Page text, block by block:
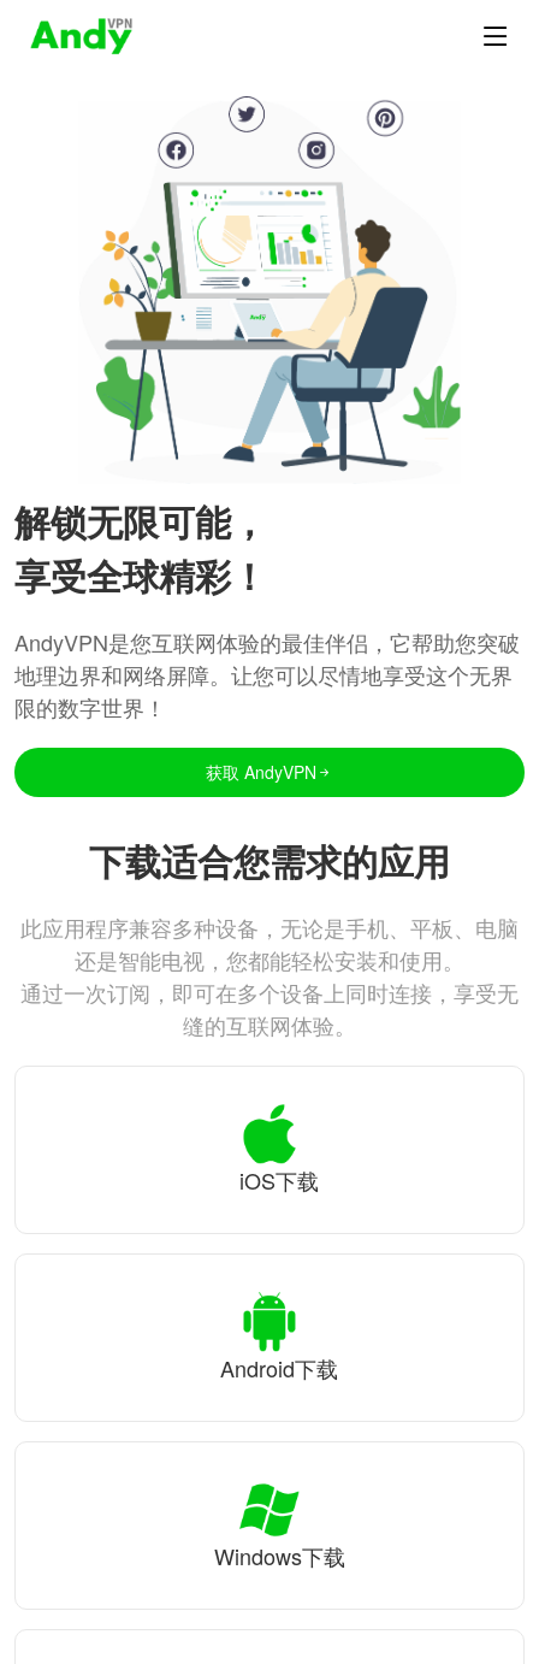
解锁无限可能，
享受全球精彩！
AndyVPN是您互联网体验的最佳伴侣，它帮助您突破
地理边界和网络屏障。让您可以尽情地享受这个无界
限的数字世界！
获取 AndyVPN
下载适合您需求的应用
此应用程序兼容多种设备，无论是手机、平板、电脑
还是智能电视，您都能轻松安装和使用。
通过一次订阅，即可在多个设备上同时连接，享受无
缝的互联网体验。
iOS下载
Android下载
Windows下载